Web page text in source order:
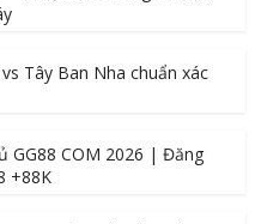
Tây Ban Nha chuẩn xác
GG88 COM 2026 | Đăng
+88K